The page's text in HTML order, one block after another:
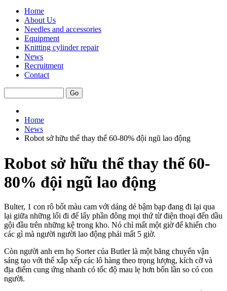
Home
About Us
Needles and accessories
Equipment
Knitting cylinder repair
News
Recruitment
Contact
Home
News
Robot sở hữu thể thay thế 60-80% đội ngũ lao động
Robot sở hữu thể thay thế 60-
80% đội ngũ lao động
Bulter, 1 con rô bốt màu cam với dáng dẻ bậm bạp đang đi lại qua
lại giữa những lối đi để lấy phần đông mọi thứ từ điện thoại đến dầu
gội đầu trên những kệ trong kho. Nó chỉ mất một giờ để khiến cho
các gì mà người người lao động phải mất 5 giờ.
Còn người anh em họ Sorter của Butler là một băng chuyển vận
sáng tạo với thể xắp xếp các lô hàng theo trọng lượng, kích cỡ và
địa điểm cung ứng nhanh có tốc độ mau lẹ hơn bốn lần so có con
người.